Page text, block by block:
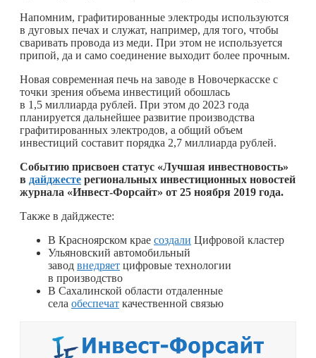
Напомним, графитированные электроды используются
в дуговых печах и служат, например, для того, чтобы
сваривать провода из меди. При этом не используется
припой, да и само соединение выходит более прочным.
Новая современная печь на заводе в Новочеркасске с
точки зрения объема инвестиций обошлась
в 1,5 миллиарда рублей. При этом до 2023 года
планируется дальнейшее развитие производства
графитированных электродов, а общий объем
инвестиций составит порядка 2,7 миллиарда рублей.
Событию присвоен статус «Лучшая инвестновость»
в дайджесте региональных инвестиционных новостей
журнала «Инвест-Форсайт» от 25 ноября 2019 года.
Также в дайджесте:
В Красноярском крае создали Цифровой кластер
Ульяновский автомобильный
завод внедряет цифровые технологии
в производство
В Сахалинской области отдаленные
села обеспечат качественной связью